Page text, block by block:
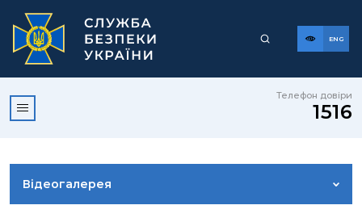
ENG
Телефон довіри
1516
Відеогалерея